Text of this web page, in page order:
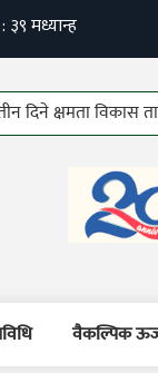
विकास तालिम सुरु!
वैकल्पिक